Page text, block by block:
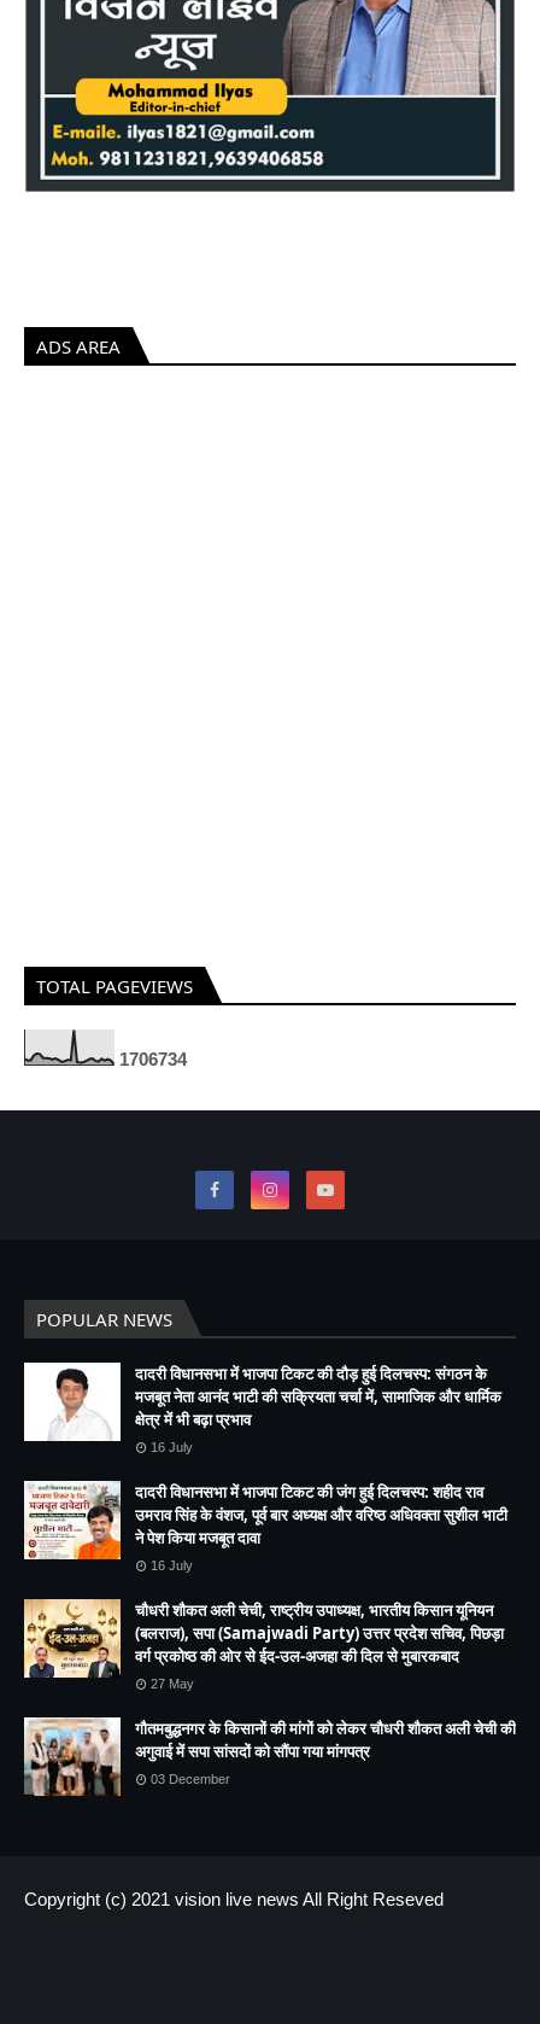
ADS AREA
TOTAL PAGEVIEWS
1706734
POPULAR NEWS
दादरी विधानसभा में भाजपा टिकट की दौड़ हुई दिलचस्प: संगठन के
मजबूत नेता आनंद भाटी की सक्रियता चर्चा में, सामाजिक और धार्मिक
क्षेत्र में भी बढ़ा प्रभाव
16 July
दादरी विधानसभा में भाजपा टिकट की जंग हुई दिलचस्प: शहीद राव
उमराव सिंह के वंशज, पूर्व बार अध्यक्ष और वरिष्ठ अधिवक्ता सुशील भाटी
ने पेश किया मजबूत दावा
16 July
चौधरी शौकत अली चेची, राष्ट्रीय उपाध्यक्ष, भारतीय किसान यूनियन
(बलराज), सपा (Samajwadi Party) उत्तर प्रदेश सचिव, पिछड़ा
वर्ग प्रकोष्ठ की ओर से ईद-उल-अजहा की दिल से मुबारकबाद
27 May
गौतमबुद्धनगर के किसानों की मांगों को लेकर चौधरी शौकत अली चेची की
अगुवाई में सपा सांसदों को सौंपा गया मांगपत्र
03 December
Copyright (c) 2021 vision live news All Right Reseved